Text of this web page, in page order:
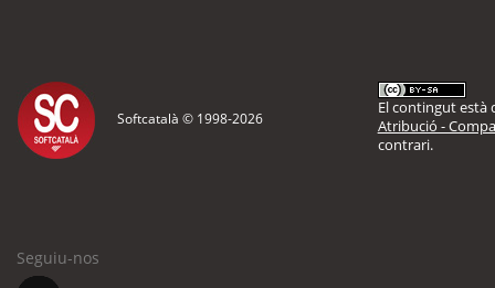
Softcatalà © 1998-2026
El contingut està
Atribució -
contrari.
Seguiu-nos